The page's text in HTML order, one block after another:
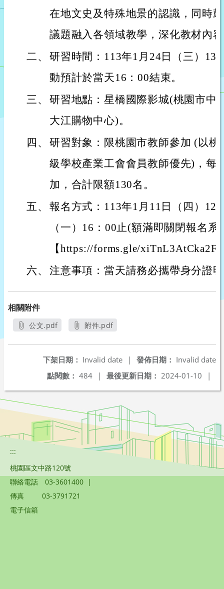
在地文史及特殊地景的認識，同時
議題融入各領域教學，深化教材內
二、 研習時間：113年1月24日（三）13
動預計於當天16：00結束。
三、 研習地點：星橋國際影城(桃園市
大江購物中心)。
四、 研習對象：限桃園市教師參加 (以
級學校產業工會會員教師優先)，每
加，合計限額130名。
五、 報名方式：113年1月11日（四）12
（一）16：00止(額滿即關閉報名
【https://forms.gle/
六、 注意事項：當天請務必攜帶身分證
相關附件
公文.pdf
附件.pdf
發佈日期： Invalid date
下架日期： Invalid date
|
最後更新日期： 2024-01-10 |
點閱數： 484 |
:::
桃園區文中路120號
聯絡電話
03-3601400 |
傳真
03-3791721
電子信箱